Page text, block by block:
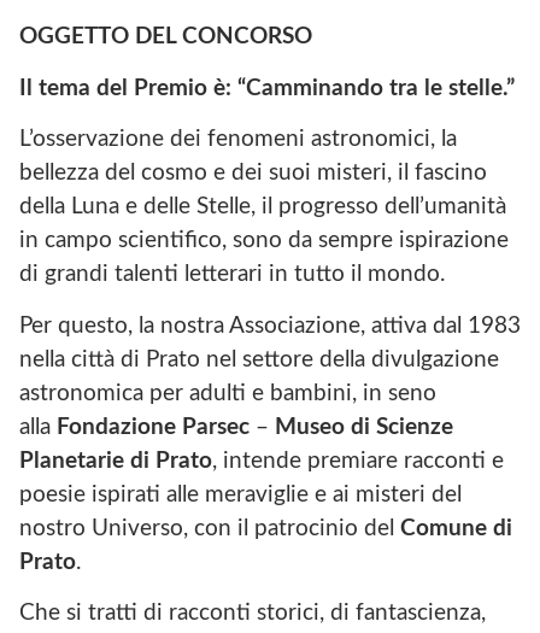
OGGETTO DEL CONCORSO
Il tema del Premio è: “Camminando tra le stelle.”
L’osservazione dei fenomeni astronomici, la
bellezza del cosmo e dei suoi misteri, il fascino
della Luna e delle Stelle, il progresso dell’umanità
in campo scientifico, sono da sempre ispirazione
di grandi talenti letterari in tutto il mondo.
Per questo, la nostra Associazione, attiva dal 1983
nella città di Prato nel settore della divulgazione
astronomica per adulti e bambini, in seno
alla Fondazione Parsec – Museo di Scienze
Planetarie di Prato, intende premiare racconti e
poesie ispirati alle meraviglie e ai misteri del
nostro Universo, con il patrocinio del Comune di
Prato.
Che si tratti di racconti storici, di fantascienza,